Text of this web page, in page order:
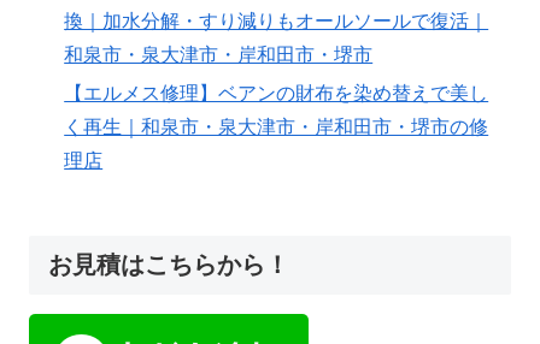
換｜加水分解・すり減りもオールソールで復活｜
和泉市・泉大津市・岸和田市・堺市
【エルメス修理】ベアンの財布を染め替えで美し
く再生｜和泉市・泉大津市・岸和田市・堺市の修
理店
お見積はこちらから！